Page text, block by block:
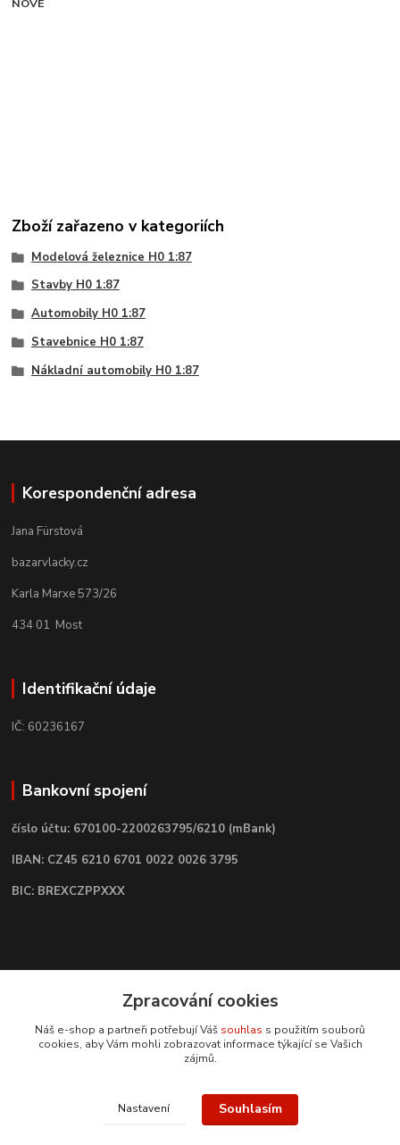
NOVÉ
Zboží zařazeno v kategoriích
Modelová železnice H0 1:87
Stavby H0 1:87
Automobily H0 1:87
Stavebnice H0 1:87
Nákladní automobily H0 1:87
Korespondenční adresa
Jana Fürstová
bazarvlacky.cz
Karla Marxe 573/26
434 01 Most
Identifikační údaje
IČ: 60236167
Bankovní spojení
číslo účtu: 670100-2200263795/6210 (mBank)
IBAN: CZ45 6210 6701 0022 0026 3795
BIC: BREXCZPPXXX
bazarvlacky.cz
Zpracování cookies
Náš e-shop a partneři potřebují Váš souhlas s použitím souborů
cookies, aby Vám mohli zobrazovat informace týkající se Vašich
zájmů.
Nastavení Souhlasím